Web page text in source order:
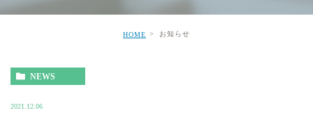
HOME お知らせ
NEWS
2021.12.06